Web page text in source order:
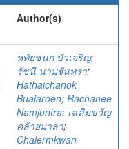
Author(s)
หทัยชนก บัวเจริญ;
รัชนี นามจันทรา;
Hathaichanok
Buajaroen; Rachanee
Namjuntra; เฉลิมขวัญ
คล้ายมาลา;
Chalermkwan